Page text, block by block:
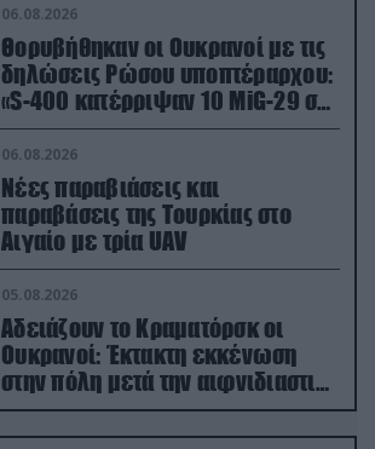
06.08.2026
Θορυβήθηκαν οι Ουκρανοί με τις
δηλώσεις Ρώσου υποπτέραρχου:
«S-400 κατέρριψαν 10 MiG-29 σε
μόλις μια μέρα!»
06.08.2026
Νέες παραβιάσεις και
παραβάσεις της Τουρκίας στο
Αιγαίο με τρία UAV
05.08.2026
Αδειάζουν το Κραματόρσκ οι
Ουκρανοί: Έκτακτη εκκένωση
στην πόλη μετά την αιφνιδιαστική
προώθηση των Ρώσων (βίντεο)